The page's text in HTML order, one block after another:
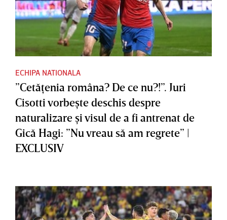
ECHIPA NATIONALA
”Cetăţenia româna? De ce nu?!”. Juri
Cisotti vorbeşte deschis despre
naturalizare şi visul de a fi antrenat de
Gică Hagi: ”Nu vreau să am regrete” |
EXCLUSIV